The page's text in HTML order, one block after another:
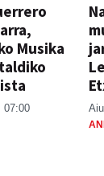
Musika
07:00